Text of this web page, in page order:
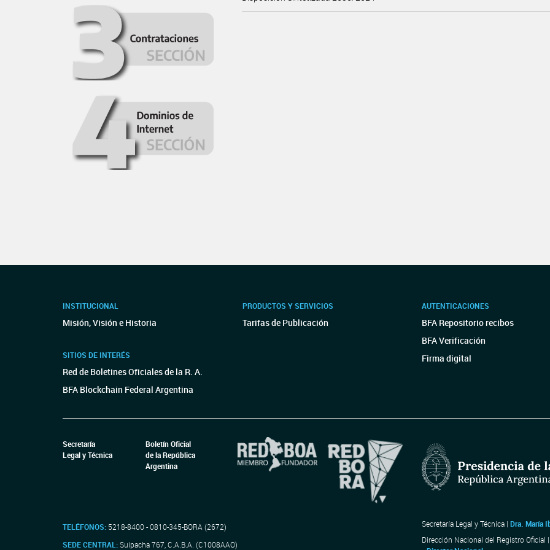
INSTITUCIONAL
Misión, Visión e Historia
SITIOS DE INTERÉS
Red de Boletines Oficiales de la R. A.
BFA Blockchain Federal Argentina
PRODUCTOS Y SERVICIOS
Tarifas de Publicación
AUTENTICACIONES
BFA Repositorio recibos
BFA Verificación
Firma digital
Secretaría
Legal y Técnica
Boletín Oficial
de la República
Argentina
TELÉFONOS: 5218-8400 - 0810-345-BORA (2672)
SEDE CENTRAL:Suipacha 767, C.A.B.A. (C1008AAO)
Secretaría Legal y Técnica | Dra. María
Dirección Nacional del Registro Oficial